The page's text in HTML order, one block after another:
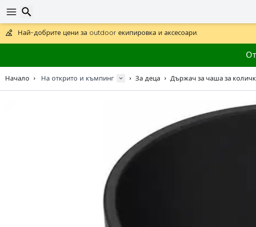
Предлага се и DHL Express за една нощ.
30 дни за връщане, 90 дни за дървени карти и декорации.
Най-добрите цени за outdoor екипировка и аксесоари.
Начало На открито и къмпинг За деца Държач за чаша за